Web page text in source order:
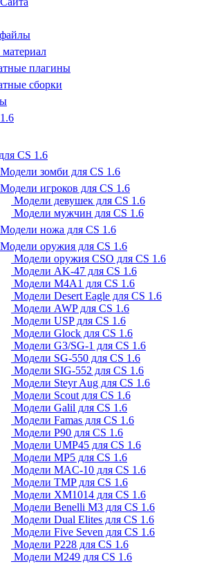
плагины
сборки
CS 1.6
Модели зомби для CS 1.6
Модели игроков для CS 1.6
Модели девушек для CS 1.6
Модели мужчин для CS 1.6
Модели ножа для CS 1.6
Модели оружия для CS 1.6
Модели оружия CSO для CS 1.6
Модели AK-47 для CS 1.6
Модели M4A1 для CS 1.6
Модели Desert Eagle для CS 1.6
Модели AWP для CS 1.6
Модели USP для CS 1.6
Модели Glock для CS 1.6
Модели G3/SG-1 для CS 1.6
Модели SG-550 для CS 1.6
Модели SIG-552 для CS 1.6
Модели Steyr Aug для CS 1.6
Модели Scout для CS 1.6
Модели Galil для CS 1.6
Модели Famas для CS 1.6
Модели P90 для CS 1.6
Модели UMP45 для CS 1.6
Модели MP5 для CS 1.6
Модели MAC-10 для CS 1.6
Модели TMP для CS 1.6
Модели XM1014 для CS 1.6
Модели Benelli M3 для CS 1.6
Модели Dual Elites для CS 1.6
Модели Five Seven для CS 1.6
Модели P228 для CS 1.6
Модели M249 для CS 1.6